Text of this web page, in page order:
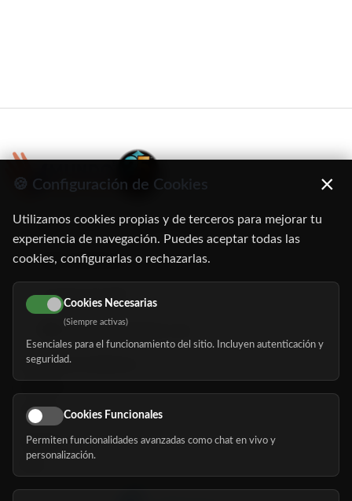
C/ Oruro, 11. 28016 Madrid
91 345 06 26
616 113 103
hola@mundomayor.com
Buscador de residencias
Eventos
Nosotros
🍪 Configuración de Cookies ×
Utilizamos cookies propias y de terceros para mejorar tu
experiencia de navegación. Puedes aceptar todas las
cookies, configurarlas o rechazarlas.
Cookies Necesarias
(Siempre activas)
Esenciales para el funcionamiento del sitio. Incluyen autenticación y
seguridad.
Cookies Funcionales
Permiten funcionalidades avanzadas como chat en vivo y
personalización.